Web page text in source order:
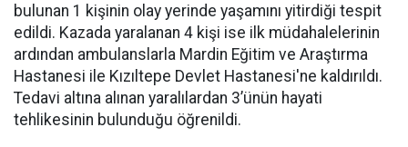
bulunan 1 kişinin olay yerinde yaşamını yitirdiği tespit
edildi. Kazada yaralanan 4 kişi ise ilk müdahalelerinin
ardından ambulanslarla Mardin Eğitim ve Araştırma
Hastanesi ile Kızıltepe Devlet Hastanesi'ne kaldırıldı.
Tedavi altına alınan yaralılardan 3’ünün hayati
tehlikesinin bulunduğu öğrenildi.